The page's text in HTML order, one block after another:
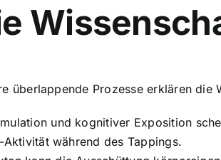
überlappende Prozesse erklären die
und kognitiver Exposition
während des Tappings.